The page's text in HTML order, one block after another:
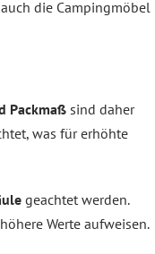
die Campingmöbel
Packmaß sind daher
was für erhöhte
geachtet werden.
Werte aufweisen.